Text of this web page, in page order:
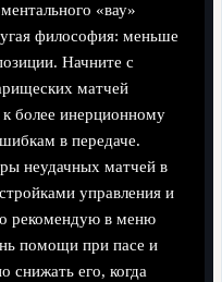
«вау»
философия: меньше
Начните с
матчей
более инерционному
в передаче.
неудачных матчей в
управления и
рекомендую в меню
помощи при пасе и
снижать его, когда